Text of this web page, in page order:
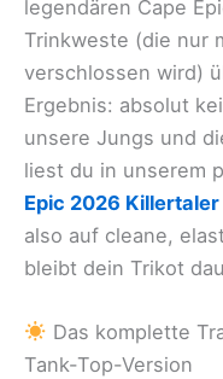
legendären Cape
Trinkweste (die nur
verschlossen wird)
Ergebnis: absolut
unsere Jungs und
liest du in unserem
Epic 2026
also auf cleane,
bleibt dein Trikot
Das komplette
Tank-Top-Version